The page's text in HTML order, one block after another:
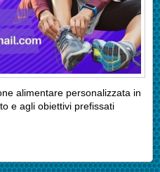
alimentare personalizzata in
e agli obiettivi prefissati